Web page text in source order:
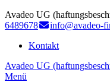
Avadeo UG
6489678
info@avadeo-
Kontakt
Avadeo UG
Menü